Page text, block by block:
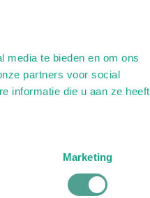
media te bieden en om ons
partners voor social
informatie die u aan ze heeft
Marketing